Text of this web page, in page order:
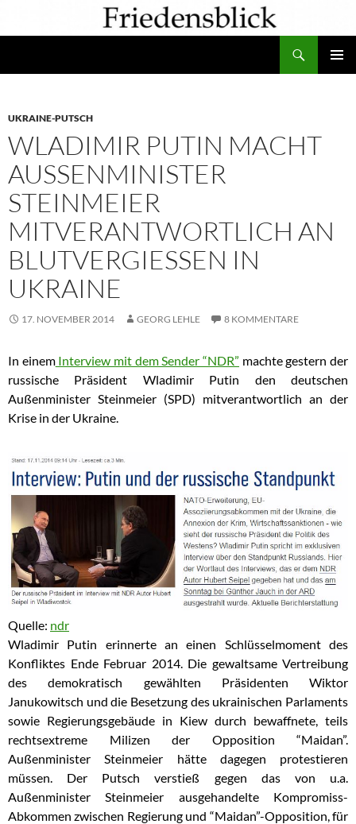
UKRAINE-PUTSCH
WLADIMIR PUTIN MACHT
AUSSENMINISTER S
TEINMEIER M
ITVERANTWORTLICH AN B
LUTVERGIESSEN IN UK
RAINE
17. NOVEMBER 2014 GEORG LEHLE 8 KOMMENTARE
In einemInterview mit dem Sender “NDR” machte gestern der
russische Präsident Wladimir Putin den deutschen
Außenminister Steinmeier (SPD) mitverantwortlich an der
Krise in der Ukraine.
Quelle: ndr
Wladimir Putin erinnerte an einen Schlüsselmoment des
Konfliktes Ende Februar 2014. Die gewaltsame Vertreibung
des demokratisch gewählten Präsidenten Wiktor
Janukowitsch und die Besetzung des ukrainischen Parlaments
sowie Regierungsgebäude in Kiew durch bewaffnete, teils
rechtsextreme Milizen der Opposition “Maidan”.
Außenminister Steinmeier hätte dagegen protestieren
müssen. Der Putsch verstieß gegen das von u.a.
Außenminister Steinmeier ausgehandelte Kompromiss-
Abkommen zwischen Regierung und “Maidan”-Opposition, für